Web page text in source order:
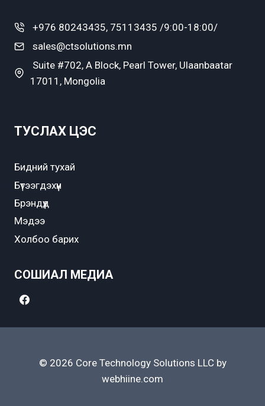
+976 80243435, 75113435 /9:00-18:00/
sales@ctsolutions.mn
Suite #702, A Block, Pearl Tower, Ulaanbaatar
17011, Mongolia
ТУСЛАХ ЦЭС
Бидний тухай
Бүтээгдэхүүн
Брэндүүд
Мэдээ
Холбоо барих
СОШИАЛ МЕДИА
© 2026 Core Technology Solutions LLC by
webhiine.com